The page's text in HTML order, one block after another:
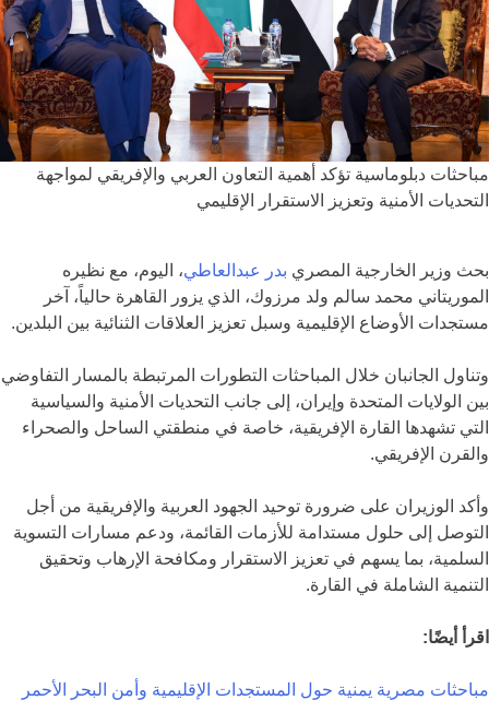
مباحثات دبلوماسية تؤكد أهمية التعاون العربي والإفريقي لمواجهة
التحديات الأمنية وتعزيز الاستقرار الإقليمي
بحث وزير الخارجية المصري بدر عبدالعاطي، اليوم، مع نظيره
الموريتاني محمد سالم ولد مرزوك، الذي يزور القاهرة حالياً، آخر
مستجدات الأوضاع الإقليمية وسبل تعزيز العلاقات الثنائية بين البلدين.
وتناول الجانبان خلال المباحثات التطورات المرتبطة بالمسار التفاوضي
بين الولايات المتحدة وإيران، إلى جانب التحديات الأمنية والسياسية
التي تشهدها القارة الإفريقية، خاصة في منطقتي الساحل والصحراء
والقرن الإفريقي.
وأكد الوزيران على ضرورة توحيد الجهود العربية والإفريقية من أجل
التوصل إلى حلول مستدامة للأزمات القائمة، ودعم مسارات التسوية
السلمية، بما يسهم في تعزيز الاستقرار ومكافحة الإرهاب وتحقيق
التنمية الشاملة في القارة.
اقرأ أيضًا:
مباحثات مصرية يمنية حول المستجدات الإقليمية وأمن البحر الأحمر